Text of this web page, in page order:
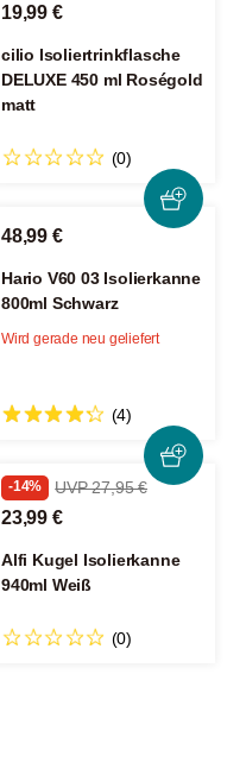
19,99 €
cilio Isoliertrinkflasche
DELUXE 450 ml Roségold
matt
(0)
48,99 €
Hario V60 03 Isolierkanne
800ml Schwarz
(4)
Wird gerade neu geliefert
-14% UVP 27,95 €
23,99 €
Alfi Kugel Isolierkanne
940ml Weiß
(0)